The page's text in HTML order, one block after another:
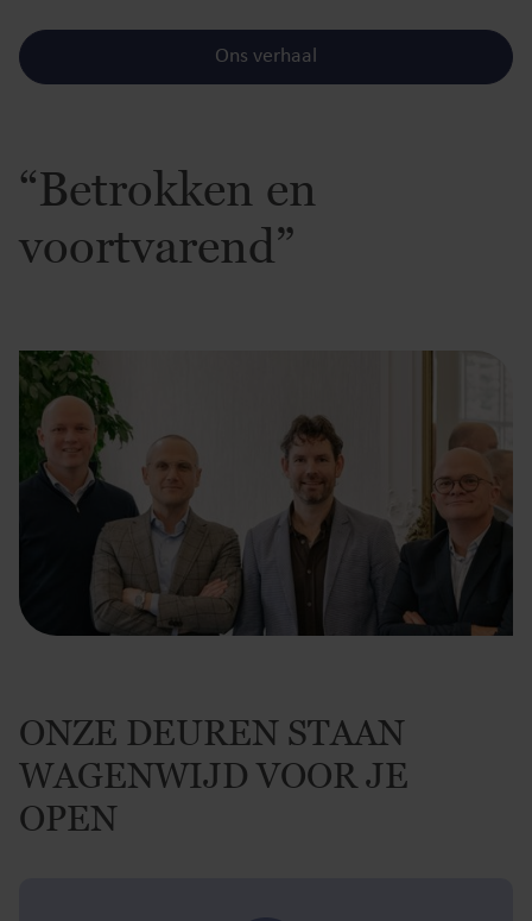
Ons verhaal
“Betrokken en
voortvarend”
ONZE DEUREN STAAN
WAGENWIJD VOOR JE
OPEN